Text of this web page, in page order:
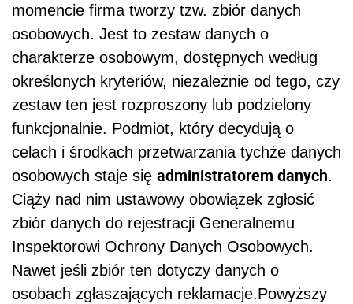
momencie firma tworzy tzw. zbiór danych
osobowych. Jest to zestaw danych o
charakterze osobowym, dostępnych według
określonych kryteriów, niezależnie od tego, czy
zestaw ten jest rozproszony lub podzielony
funkcjonalnie. Podmiot, który decydują o
celach i środkach przetwarzania tychże danych
osobowych staje się administratorem danych.
Ciąży nad nim ustawowy obowiązek zgłosić
zbiór danych do rejestracji Generalnemu
Inspektorowi Ochrony Danych Osobowych.
Nawet jeśli zbiór ten dotyczy danych o
osobach zgłaszających reklamacje.Powyższy